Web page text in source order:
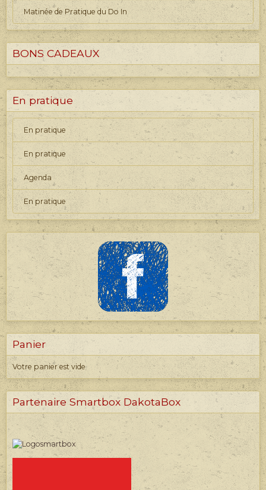
Matinée de Pratique du Do In
BONS CADEAUX
En pratique
En pratique
En pratique
Agenda
En pratique
Panier
Votre panier est vide
Partenaire Smartbox DakotaBox